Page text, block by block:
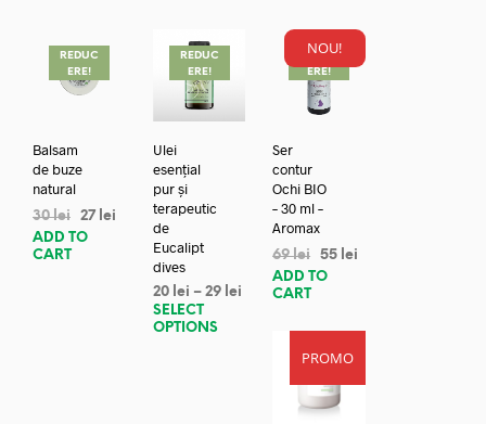
REDUC
ERE!
Balsam
de buze
natural
30lei 27 lei
ADD TO
CART
REDUC
ERE!
Ulei
esențial
pur și
terapeutic
de
Eucalipt
dives
20 lei – 29 lei
SELECT
OPTIONS
NOU!
REDUC
ERE!
Ser
contur
Ochi BIO
– 30 ml –
Aromax
69lei 55 lei
ADD TO
CART
PROMO